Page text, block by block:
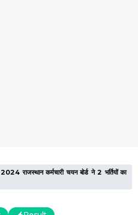
कर्मचारी चयन बोर्ड ने 2 भर्तियों का